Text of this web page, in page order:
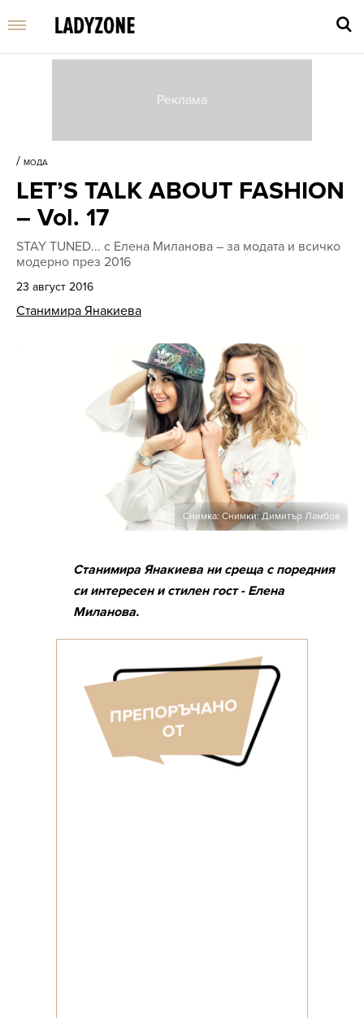
и
/ МОДА
LET’S TALK ABOUT FASHION
– Vol. 17
STAY TUNED... с Елена Миланова – за модата и всичко
модерно през 2016
23 август 2016
Станимира Янакиева
Снимка: Снимки: Димитър Ламбов
Станимира Янакиева ни среща с поредния
си интересен и стилен гост - Елена
Миланова.